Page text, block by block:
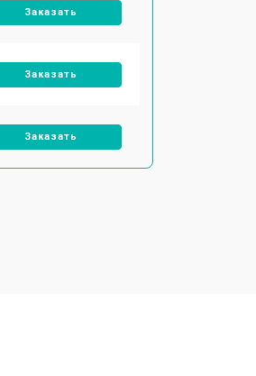
Заказать
Заказать
Заказать